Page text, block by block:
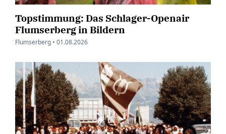
Topstimmung: Das Schlager-Openair
Flumserberg in Bildern
Flumserberg • 01.08.2026